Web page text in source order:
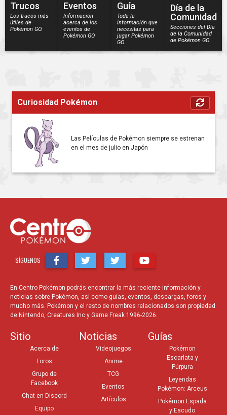
Trucos
Los trucos más
útiles de
Pokémon GO.
Eventos
Información
acerca de los
eventos de
Pokémon GO
Guía
Toda la
información que
necesitas para
jugar Pokémon
GO.
Día de la
Comunidad
Secciones del Día
de la Comunidad
de Pokémon GO.
Curiosidad Pokémon
Las Películas de Pokémon siempre se estrenan
en el mes de julio en Japón
SÍGUENOS
En Centro Pokémon podrás encontrar la más reciente información y
noticias sobre Pokémon, así como guías, eventos, descargas, foros y
mucho más. Pokémon y el resto de nombres relacionados son propiedad
de Nintendo, Creatures Inc y Game Freak 1996-2026.
Sitio
Acerca de
Foros
Grupo de
Facebook
Chat en Discord
Equipo
Noticias
Videojuegos
Anime
TCG
Eventos
Artículos
Guías
Pokémon
Escarlata y
Púrpura
Leyendas
Pokémon: Arceus
Pokémon Espada
y Escudo